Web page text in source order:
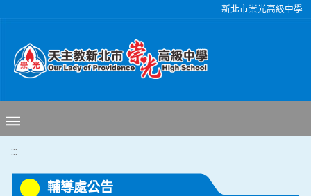
新北市崇光高級中學
:::
輔導處公告